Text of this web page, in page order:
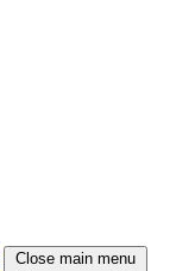
Close main menu